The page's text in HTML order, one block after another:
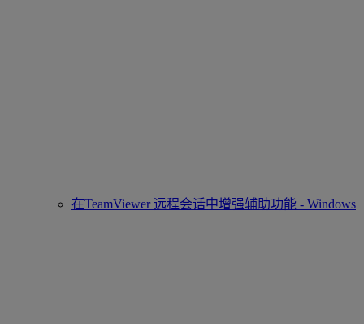
在TeamViewer 远程会话中增强辅助功能 - Windows